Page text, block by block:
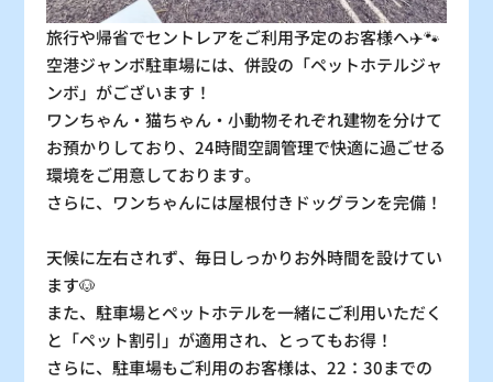
旅行や帰省でセントレアをご利用予定のお客様へ✈️🐾
空港ジャンボ駐車場には、併設の「ペットホテルジャ
ンボ」がございます！
ワンちゃん・猫ちゃん・小動物それぞれ建物を分けて
お預かりしており、24時間空調管理で快適に過ごせる
環境をご用意しております。
さらに、ワンちゃんには屋根付きドッグランを完備！
天候に左右されず、毎日しっかりお外時間を設けてい
ます🐶
また、駐車場とペットホテルを一緒にご利用いただく
と「ペット割引」が適用され、とってもお得！
さらに、駐車場もご利用のお客様は、22：30までの